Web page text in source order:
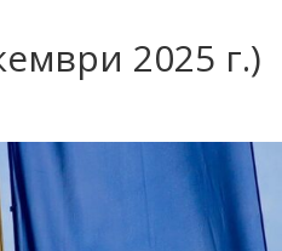
2025 г.)